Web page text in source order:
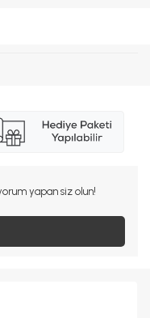
yapan siz olun!